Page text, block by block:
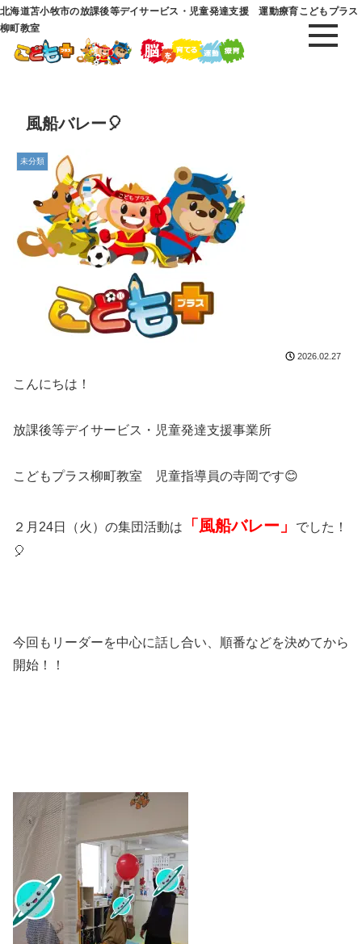
北海道苫小牧市の放課後等デイサービス・児童発達支援 運動療育こどもプラス
柳町教室
風船バレー🎈
未分類
2026.02.27
こんにちは！
放課後等デイサービス・児童発達支援事業所
こどもプラス柳町教室 児童指導員の寺岡です😊
２月24日（火）の集団活動は 「風船バレー」
でした！
🎈
今回もリーダーを中心に話し合い、順番などを決めてから
開始！！